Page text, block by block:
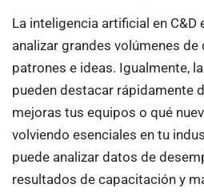
La inteligencia artificial en C&D
analizar grandes volúmenes
patrones e ideas. Igualmente,
pueden destacar rápidamente
mejoras tus equipos o qué
volviendo esenciales en tu
puede analizar datos de
resultados de capacitación y